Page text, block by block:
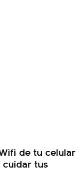
de tu celular
tus